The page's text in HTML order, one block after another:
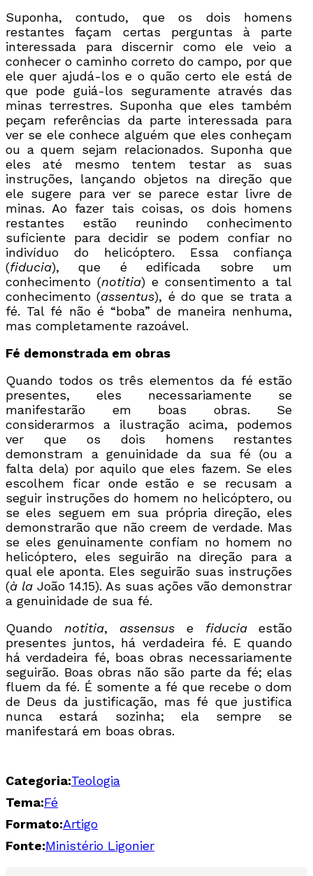
Suponha, contudo, que os dois homens
restantes façam certas perguntas à parte
interessada para discernir como ele veio a
conhecer o caminho correto do campo, por que
ele quer ajudá-los e o quão certo ele está de
que pode guiá-los seguramente através das
minas terrestres. Suponha que eles também
peçam referências da parte interessada para
ver se ele conhece alguém que eles conheçam
ou a quem sejam relacionados. Suponha que
eles até mesmo tentem testar as suas
instruções, lançando objetos na direção que
ele sugere para ver se parece estar livre de
minas. Ao fazer tais coisas, os dois homens
restantes estão reunindo conhecimento
suficiente para decidir se podem confiar no
indivíduo do helicóptero. Essa confiança
(fiducia), que é edificada sobre um
conhecimento (notitia) e consentimento a tal
conhecimento (assentus), é do que se trata a
fé. Tal fé não é “boba” de maneira nenhuma,
mas completamente razoável.
Fé demonstrada em obras
Quando todos os três elementos da fé estão
presentes, eles necessariamente se
manifestarão em boas obras. Se
considerarmos a ilustração acima, podemos
ver que os dois homens restantes
demonstram a genuinidade da sua fé (ou a
falta dela) por aquilo que eles fazem. Se eles
escolhem ficar onde estão e se recusam a
seguir instruções do homem no helicóptero, ou
se eles seguem em sua própria direção, eles
demonstrarão que não creem de verdade. Mas
se eles genuinamente confiam no homem no
helicóptero, eles seguirão na direção para a
qual ele aponta. Eles seguirão suas instruções
(à la João 14.15). As suas ações vão demonstrar
a genuinidade de sua fé.
Quando notitia, assensuse fiduciaestão
presentes juntos, há verdadeira fé. E quando
há verdadeira fé, boas obras necessariamente
seguirão. Boas obras não são parte da fé; elas
fluem da fé. É somente a fé que recebe o dom
de Deus da justificação, mas fé que justifica
nunca estará sozinha; ela sempre se
manifestará em boas obras.
Categoria:Teologia
Tema:Fé
Formato:Artigo
Fonte:Ministério Ligonier